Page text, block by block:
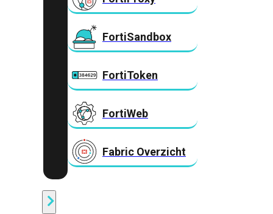
FortiSandbox
FortiToken
FortiWeb
Fabric Overzicht